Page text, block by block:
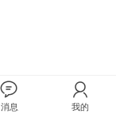
消息 我的